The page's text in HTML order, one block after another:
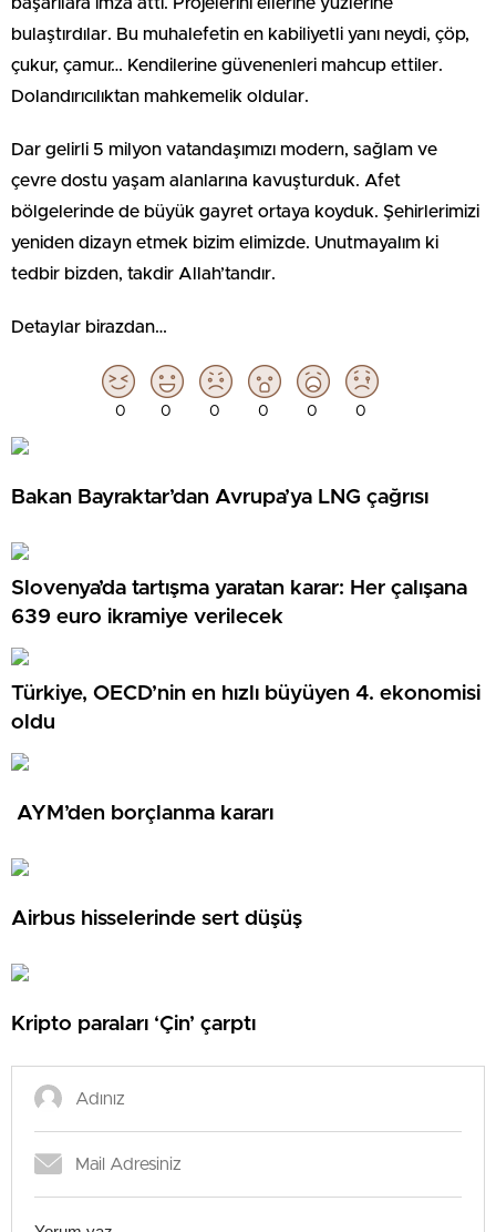
bulaştırdılar. Bu muhalefetin en kabiliyetli yanı neydi, çöp,
çukur, çamur… Kendilerine güvenenleri mahcup ettiler.
Dolandırıcılıktan mahkemelik oldular.
Dar gelirli 5 milyon vatandaşımızı modern, sağlam ve
çevre dostu yaşam alanlarına kavuşturduk. Afet
bölgelerinde de büyük gayret ortaya koyduk. Şehirlerimizi
yeniden dizayn etmek bizim elimizde. Unutmayalım ki
tedbir bizden, takdir Allah’tandır.
Detaylar birazdan…
0 0 0 0 0 0
Bakan Bayraktar’dan Avrupa’ya LNG çağrısı
Slovenya’da tartışma yaratan karar: Her çalışana
639 euro ikramiye verilecek
Türkiye, OECD’nin en hızlı büyüyen 4. ekonomisi
oldu
AYM’den borçlanma kararı
Airbus hisselerinde sert düşüş
Kripto paraları ‘Çin’ çarptı